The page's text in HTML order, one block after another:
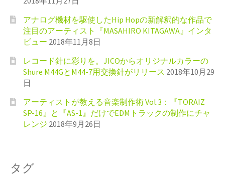
アナログ機材を駆使したHip Hopの新解釈的な作品で
注目のアーティスト『MASAHIRO KITAGAWA』インタ
ビュー 2018年11月8日
レコード針に彩りを。JICOからオリジナルカラーの
Shure M44GとM44-7用交換針がリリース 2018年10月29
日
アーティストが教える音楽制作術 Vol.3：『TORAIZ
SP-16』と『AS-1』だけでEDMトラックの制作にチャ
レンジ 2018年9月26日
タグ